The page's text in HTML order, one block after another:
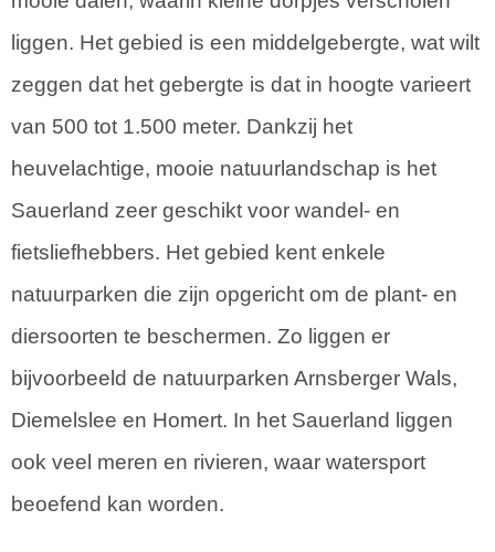
liggen. Het gebied is een middelgebergte, wat wilt
zeggen dat het gebergte is dat in hoogte varieert
van 500 tot 1.500 meter. Dankzij het
heuvelachtige, mooie natuurlandschap is het
Sauerland zeer geschikt voor wandel- en
fietsliefhebbers. Het gebied kent enkele
natuurparken die zijn opgericht om de plant- en
diersoorten te beschermen. Zo liggen er
bijvoorbeeld de natuurparken Arnsberger Wals,
Diemelslee en Homert. In het Sauerland liggen
ook veel meren en rivieren, waar watersport
beoefend kan worden.